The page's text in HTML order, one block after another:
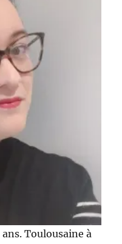
Toulousaine à